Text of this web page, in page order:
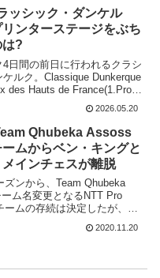
まとった男だ。第2ステージ
し登っている...
ッシック・ダンケル
ンターステージをぶち
は?
4日間の前日に行われるクラシ
ケルク。Classique Dunkerque
des Hauts de France(1.Pro)
4日間は5ステージ。ワンデー
つ追加することでU...
2026.05.20
Qhubeka Assoss
ムからベン・キングと
インチェスが離脱
ズンから、Team Qhubeka
ム名変更となるNTT Pro
ームの存続は決定したが、現
ームからの離脱は止まらな
籍を発表している。ベン・キ
2020.11.20